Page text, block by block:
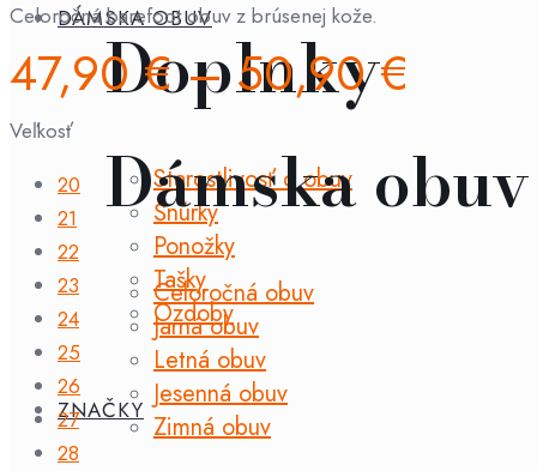
Doplnky
Starostlivosť o obuv
Šnúrky
Ponožky
Tašky
Ozdoby
ZNAČKY
DÁMSKA OBUV
Dámska obuv
Celoročná obuv
Jarná obuv
Letná obuv
Jesenná obuv
Zimná obuv
Celoročná barefoot obuv z brúsenej kože.
47,90€–50,90€
Veľkosť
20
21
22
23
24
25
26
27
28